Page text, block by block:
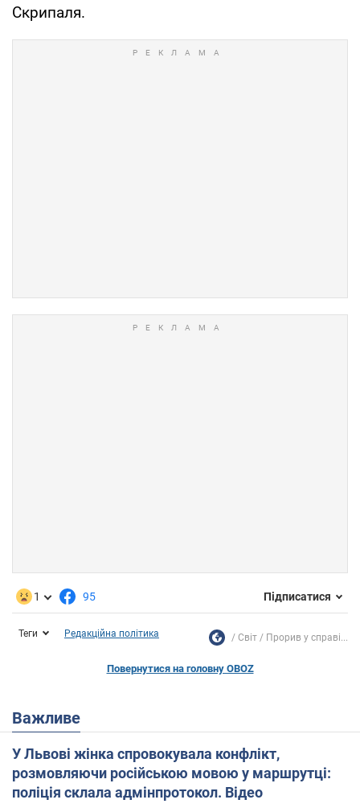
Скрипаля.
1 95 Підписатися
Теги Редакційна політика Світ Прорив у справі...
Повернутися на головну OBOZ
Важливе
У Львові жінка спровокувала конфлікт,
розмовляючи російською мовою у маршрутці:
поліція склала адмінпротокол. Відео